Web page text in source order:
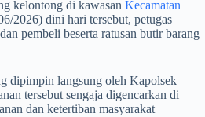
kelontong di kawasan Kecamatan
2026) dini hari tersebut, petugas
pembeli beserta ratusan butir barang
dipimpin langsung oleh Kapolsek
tersebut sengaja digencarkan di
dan ketertiban masyarakat